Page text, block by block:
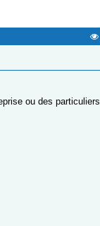
ou des